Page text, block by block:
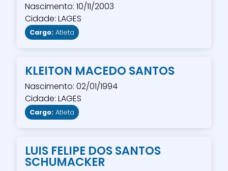
Nascimento: 10/11/2003
Cidade: LAGES
Cargo: Atleta
KLEITON MACEDO SANTOS
Nascimento: 02/01/1994
Cidade: LAGES
Cargo: Atleta
LUIS FELIPE DOS SANTOS
SCHUMACKER